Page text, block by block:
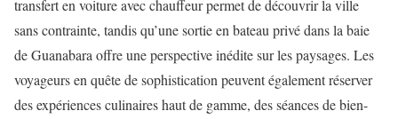
transfert en voiture avec chauffeur permet de découvrir la ville
sans contrainte, tandis qu’une sortie en bateau privé dans la baie
de Guanabara offre une perspective inédite sur les paysages. Les
voyageurs en quête de sophistication peuvent également réserver
des expériences culinaires haut de gamme, des séances de bien-